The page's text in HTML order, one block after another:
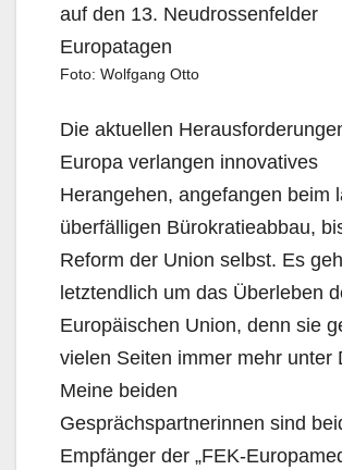
Foto: Wolfgang Otto
Die aktuellen
Europa verlangen innovatives
Herangehen, angefangen beim
überfälligen Bürokratieabbau,
Reform der Union selbst. Es
letztendlich um das Überleben
Europäischen Union, denn sie
vielen Seiten immer mehr unter
Meine beiden
Gesprächspartnerinnen sind
Empfänger der „FEK-